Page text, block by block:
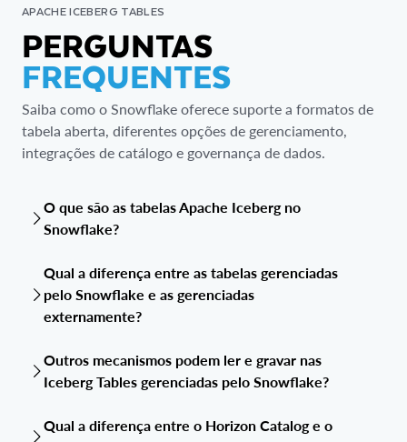
APACHE ICEBERG TABLES
PERGUNTAS
FREQUENTES
Saiba como o Snowflake oferece suporte a formatos de
tabela aberta, diferentes opções de gerenciamento,
integrações de catálogo e governança de dados.
O que são as tabelas Apache Iceberg no
Snowflake?
código aberto que pode ser usado de forma nativa dentro
do Snowflake. Enquanto o Snowflake acessa e gerencia,
os arquivos de dados reais residem em seu próprio
Cloud Storage ou Azure Storage), proporcionando
flexibilidade e abertura.
Qual a diferença entre as tabelas gerenciadas
pelo Snowflake e as gerenciadas
externamente?
os metadados e as transações da tabela Iceberg.
Snowflake Horizon Catalog gerencia os metadados e
Outros mecanismos podem ler e gravar nas
Iceberg Tables gerenciadas pelo Snowflake?
Iceberg Tables gerenciadas pelo Snowflake, oferecendo
Qual a diferença entre o Horizon Catalog e o